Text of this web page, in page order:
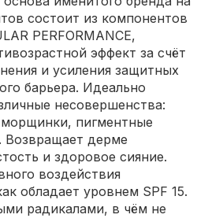
состоит из компонентов
PERFORMANCE,
эффект за счёт
и усиления защитных
барьера. Идеально
несовершенства:
пигментные
Возвращает дерме
и здоровое сияние.
воздействия
обладает уровнем SPF 15.
радикалами, в чём не